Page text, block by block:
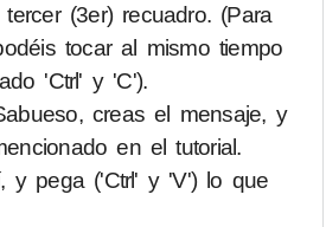
(3er) recuadro. (Para
tocar al mismo tiempo
'Ctrl' y 'C').
creas el mensaje, y
en el tutorial.
y pega ('Ctrl' y 'V') lo que